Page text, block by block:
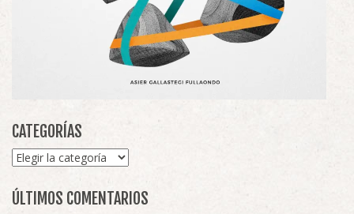
CATEGORÍAS
Categorías
ÚLTIMOS COMENTARIOS